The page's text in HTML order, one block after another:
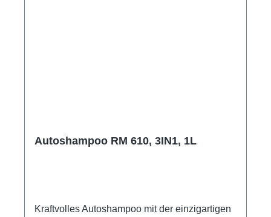
Autoshampoo RM 610, 3IN1, 1L
Kraftvolles Autoshampoo mit der einzigartigen